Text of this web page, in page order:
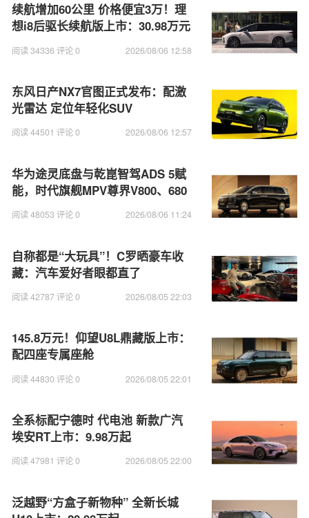
续航增加60公里 价格便宜3万！理
想i8后驱长续航版上市：30.98万元
阅读 34336 评论 0 2026/08/06 12:58
东风日产NX7官图正式发布：配激
光雷达 定位年轻化SUV
阅读 44501 评论 0 2026/08/06 12:57
华为途灵底盘与乾崑智驾ADS 5赋
能，时代旗舰MPV尊界V800、680
上市
阅读 48053 评论 0 2026/08/06 11:24
自称都是“大玩具”！C罗晒豪车收
藏：汽车爱好者眼都直了
阅读 42787 评论 0 2026/08/05 22:03
145.8万元！仰望U8L鼎藏版上市：
配四座专属座舱
阅读 44830 评论 0 2026/08/05 22:01
全系标配宁德时 代电池 新款广汽
埃安RT上市：9.98万起
阅读 47981 评论 0 2026/08/05 22:00
泛越野“方盒子新物种” 全新长城